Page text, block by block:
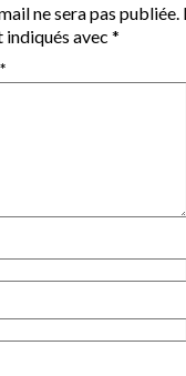
ne sera pas publiée.
indiqués avec*
*